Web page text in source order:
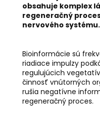
obsahuje komplex
regeneračný
nervového systému.
Bioinformácie sú
riadiace impulzy
regulujúcich
činnosť vnútorných
rušia negatívne
regeneračný proces.